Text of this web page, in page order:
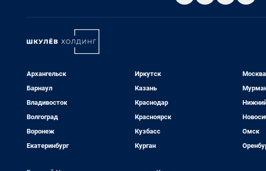
Архангельск
Барнаул
Владивосток
Волгоград
Воронеж
Екатеринбург
Иркутск
Казань
Краснодар
Красноярск
Кузбасс
Курган
Москва
Омск